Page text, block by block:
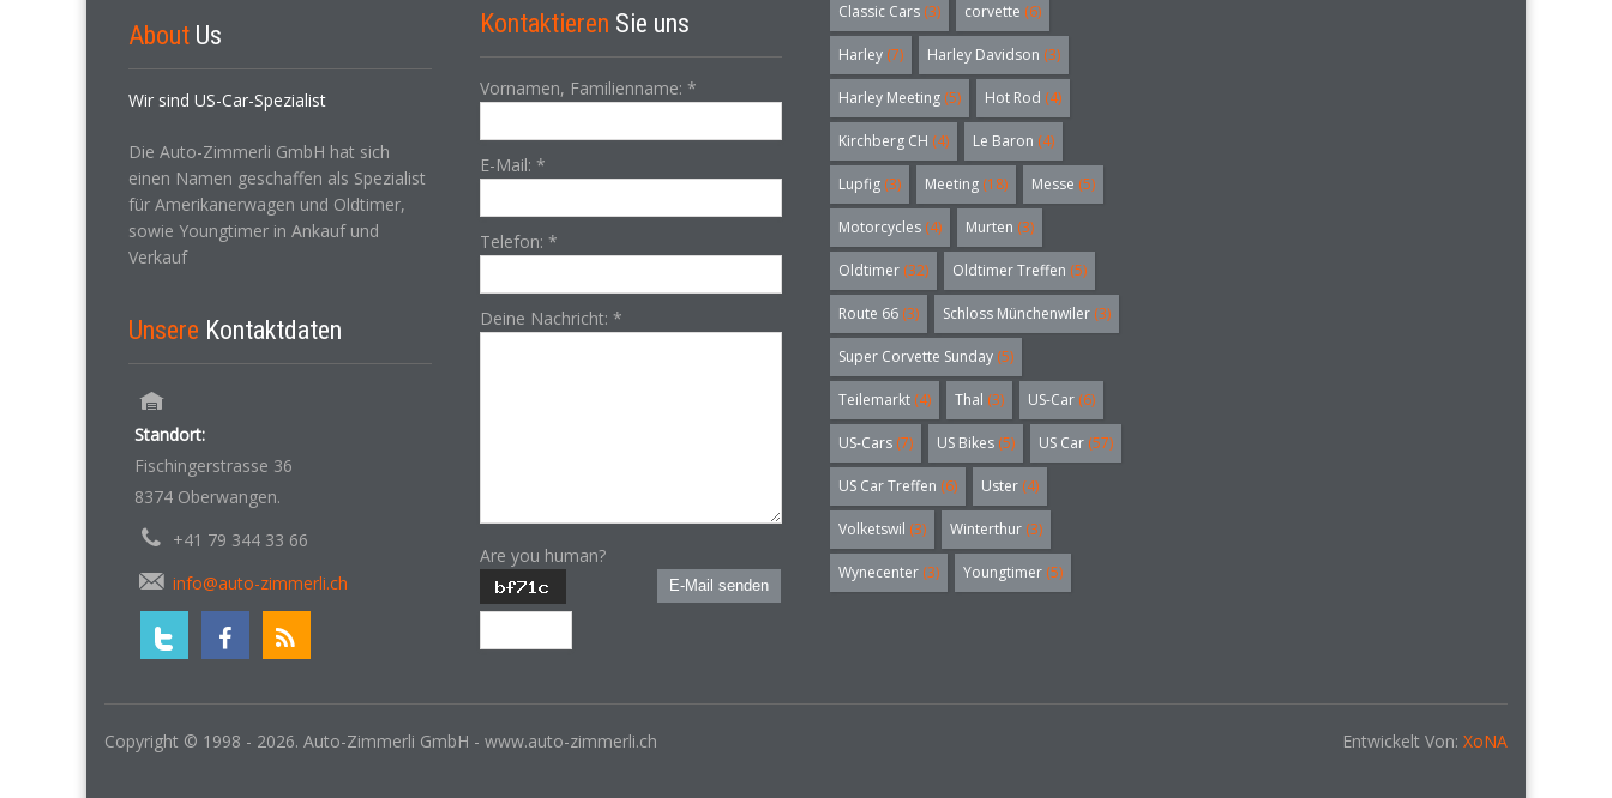
About Us
Wir sind US-Car-Spezialist
Die Auto-Zimmerli GmbH hat sich
einen Namen geschaffen als Spezialist
für Amerikanerwagen und Oldtimer,
sowie Youngtimer in Ankauf und
Verkauf
Unsere Kontaktdaten
Standort:
Fischingerstrasse 36
8374 Oberwangen.
+41 79 344 33 66
info@auto-zimmerli.ch
Kontaktieren Sie uns
Vornamen, Familienname: *
E-Mail: *
Telefon: *
Deine Nachricht: *
Are you human?
E-Mail senden
Classic Cars (3) corvette (6)
Harley (7) Harley Davidson (3)
Harley Meeting (5) Hot Rod (4)
Kirchberg CH (4) Le Baron (4)
Lupfig (3) Meeting (18) Messe (5)
Motorcycles (4) Murten (3)
Oldtimer (32) Oldtimer Treffen (5)
Route 66 (3) Schloss Münchenwiler (3)
Super Corvette Sunday (5)
Teilemarkt (4) Thal (3) US-Car (6)
US-Cars (7) US Bikes (5) US Car (57)
US Car Treffen (6) Uster (4)
Volketswil (3) Winterthur (3)
Wynecenter (3) Youngtimer (5)
Copyright © 1998 - 2026. Auto-Zimmerli GmbH - www.auto-zimmerli.ch Entwickelt Von: XoNA